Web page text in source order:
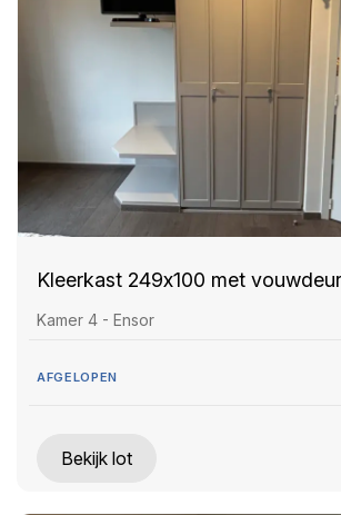
Kleerkast 249x100 met
Kamer 4 - Ensor
AFGELOPEN
Bekijk lot